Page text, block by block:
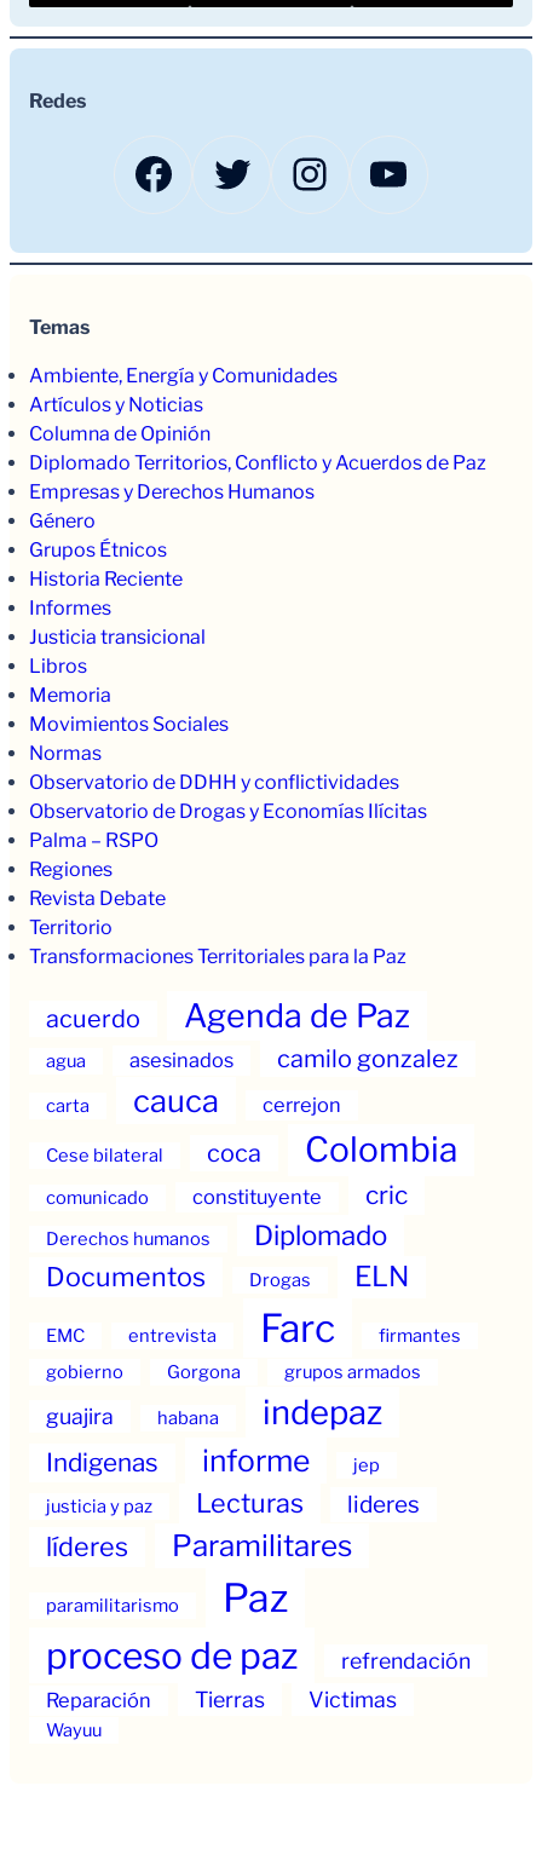
Redes
Facebook
TwitterInstagram
Temas
Ambiente, Energía y Comunidades
Artículos y Noticias
Columna de Opinión
Diplomado Territorios, Conflicto y Acuerdos de Paz
Empresas y Derechos Humanos
Género
Grupos Étnicos
Historia Reciente
Informes
Justicia transicional
Libros
Memoria
Movimientos Sociales
Normas
Observatorio de DDHH y conflictividades
Observatorio de Drogas y Economías Ilícitas
Palma – RSPO
Regiones
Revista Debate
Territorio
Transformaciones Territoriales para la Paz
acuerdo Agenda de Paz
agua asesinados camilo gonzalez
carta cauca cerrejon
Cese bilateral coca Colombia
comunicado constituyente cric
Derechos humanos Diplomado
Documentos Drogas ELN
EMC entrevista Farc
firmantes
gobierno
Gorgona grupos armados
guajira habana indepaz
Indigenas informe
jep
justicia y paz
Lecturas lideres
líderes Paramilitares
paramilitarismo Paz
proceso de paz refrendación
Reparación Tierras Victimas
Wayuu